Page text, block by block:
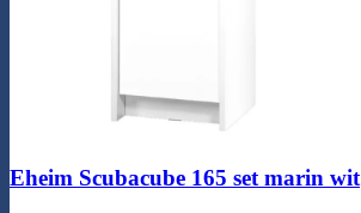
Eheim Scubacube 165 set marin wit